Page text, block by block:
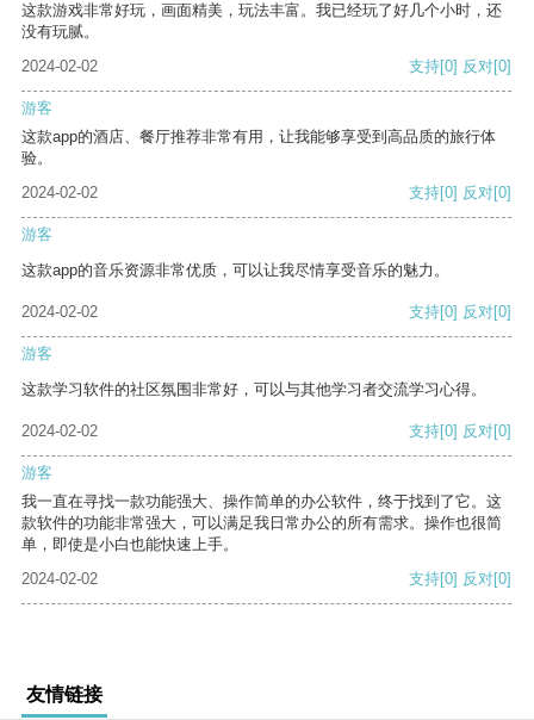
这款游戏非常好玩，画面精美，玩法丰富。我已经玩了好几个小时，还
没有玩腻。
2024-02-02
支持[0] 反对[0]
游客
这款app的酒店、餐厅推荐非常有用，让我能够享受到高品质的旅行体
验。
2024-02-02
支持[0] 反对[0]
游客
这款app的音乐资源非常优质，可以让我尽情享受音乐的魅力。
2024-02-02 支持[0] 反对[0]
游客
这款学习软件的社区氛围非常好，可以与其他学习者交流学习心得。
2024-02-02 支持[0] 反对[0]
游客
我一直在寻找一款功能强大、操作简单的办公软件，终于找到了它。这
款软件的功能非常强大，可以满足我日常办公的所有需求。操作也很简
单，即使是小白也能快速上手。
2024-02-02
支持[0] 反对[0]
友情链接